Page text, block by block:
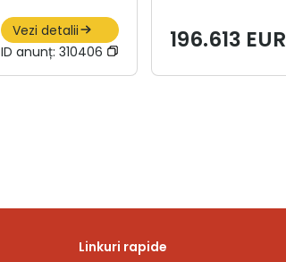
Vezi detalii
ID anunț:310406 196.613 EUR
Linkuri rapide